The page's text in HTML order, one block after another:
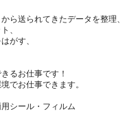
ら送られてきたデータを整理、
、
がす、
るお仕事です！
でお仕事できます。
用シール・フィルム